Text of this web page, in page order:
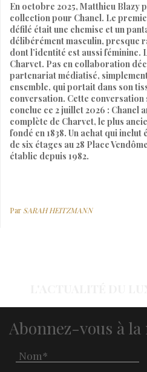
En octobre 2025, Matthieu Blazy
collection pour Chanel. Le
défilé était une chemise et un
délibérément masculin, presque
dont l’identité est aussi féminine.
Charvet. Pas en collaboration
partenariat médiatisé,
ensemble, qui portait dans son
conversation. Cette conversation
conclue ce 2 juillet 2026 : Chanel
complète de Charvet, le plus
fondé en 1838. Un achat qui inclut
de six étages au 28 Place
établie depuis 1982.
Par SARAH HEITZMANN
Abonnez-vous à